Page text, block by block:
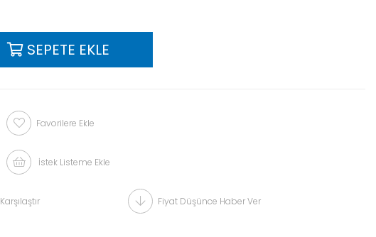
Favorilere Ekle
İstek Listeme Ekle
Karşılaştır Fiyat Düşünce Haber Ver